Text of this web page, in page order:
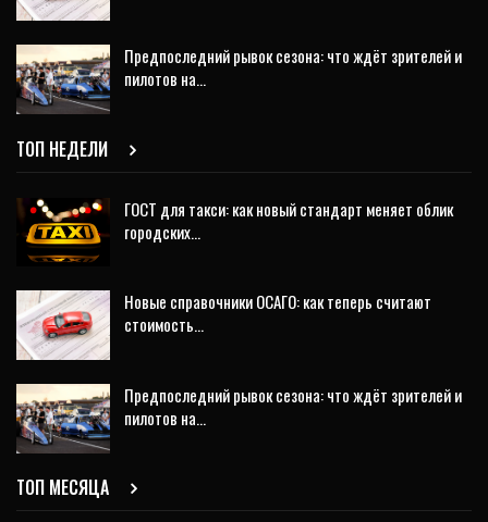
Предпоследний рывок сезона: что ждёт зрителей и
пилотов на…
ТОП НЕДЕЛИ
ГОСТ для такси: как новый стандарт меняет облик
городских…
Новые справочники ОСАГО: как теперь считают
стоимость…
Предпоследний рывок сезона: что ждёт зрителей и
пилотов на…
ТОП МЕСЯЦА